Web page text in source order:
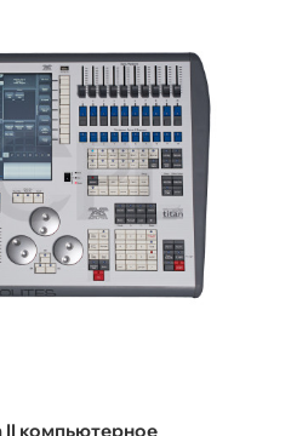
II компьютерное